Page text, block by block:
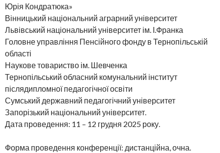
Юрія Кондратюка»
Вінницький національний аграрний університет
Львівський національний університет ім. І.Франка
Головне управління Пенсійного фонду в Тернопільській
області
Наукове товариство ім. Шевченка
Тернопільський обласний комунальний інститут
післядипломної педагогічної освіти
Сумський державний педагогічний університет
Запорізький національний університет.
Дата проведення: 11 – 12 грудня 2025 року.
Форма проведення конференції: дистанційна, очна.